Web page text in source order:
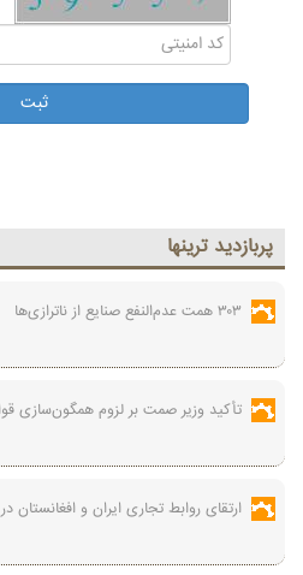
پربازديد ترينها
۳۰۳ همت عدم‌النفع صنایع از ناترازی‌ها
تأکید وزیر صمت بر لزوم همگون‌سازی
ارتقای روابط تجاری ایران و